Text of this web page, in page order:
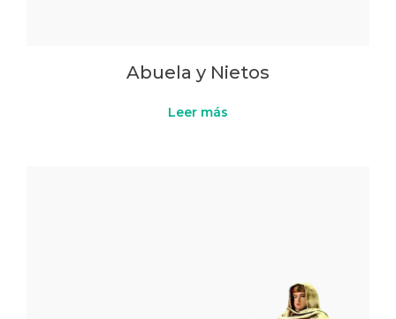
Abuela y Nietos
Leer más